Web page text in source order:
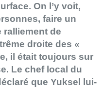
On l’y voit,
faire un
ralliement de
droite des «
il était toujours sur
Le chef local du
que Yuksel lui-